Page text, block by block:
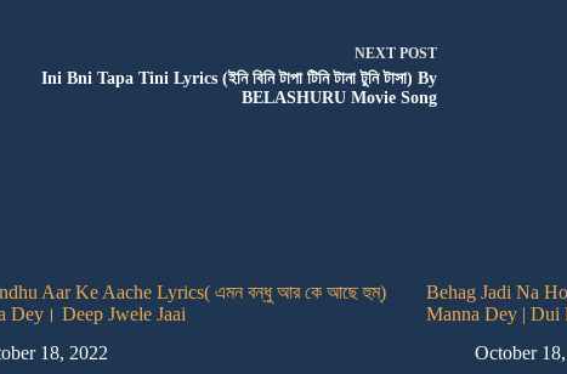
NEXT POST
Ini Bni Tapa Tini Lyrics (ইনি বিনি টাপা টিনি টানা টুনি টাসা) By
BELASHURU Movie Song
Aar Ke Aache Lyrics( এমন বন্ধু আর কে আছে হু‌ম্)
Dey। Deep Jwele Jaai
18, 2022
Behag Jadi Na
Manna Dey | Dui
October